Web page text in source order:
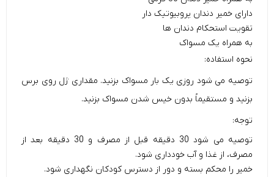
دارای خمیر دندان پروبیوتیک دار
تقویت استحکام دندان ها
به همراه یک مسواک
نحوه استفاده:
توصیه می شود روزی یک بار مسواک بزنید. مقداری ژل روی برس
بزنید و مستقیماً بدون خیس شدن مسواک بزنید.
توجه:
توصیه می شود 30 دقیقه قبل از مصرف و 30 دقیقه بعد از
مصرف، از غذا و آب خودداری شود.
خمیر را محکم بسته و دور از دسترس کودکان نگهداری شود.